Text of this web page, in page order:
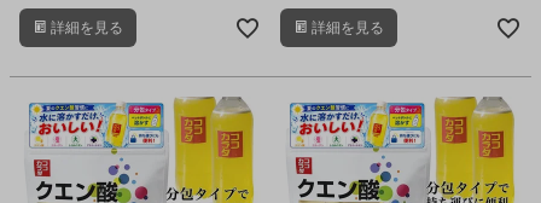
L-カルニチン、クレアチン、コラー
ゲン、グルコサミン、アミノ酸、ビ
健康粉末飲料です。
詳細を見る
L-カルニチン、クレアチン、コラー
ゲン、グルコサミン、アミノ酸、ビ
健康粉末飲料です。
詳細を見る